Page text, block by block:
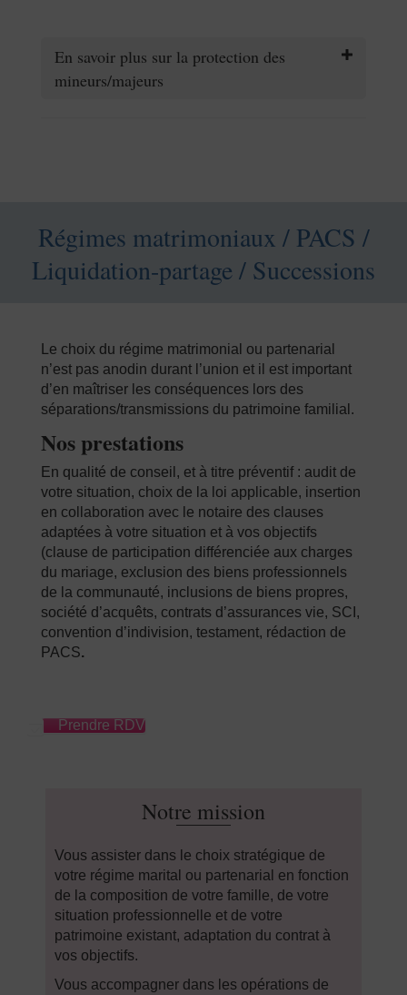
En savoir plus sur la protection des
mineurs/majeurs
Régimes matrimoniaux / PACS /
Liquidation-partage / Successions
Le choix du régime matrimonial ou partenarial
n’est pas anodin durant l’union et il est important
d’en maîtriser les conséquences lors des
séparations/transmissions du patrimoine familial.
Nos prestations
En qualité de conseil, et à titre préventif : audit de
votre situation, choix de la loi applicable, insertion
en collaboration avec le notaire des clauses
adaptées à votre situation et à vos objectifs
(clause de participation différenciée aux charges
du mariage, exclusion des biens professionnels
de la communauté, inclusions de biens propres,
société d’acquêts, contrats d’assurances vie, SCI,
convention d’indivision, testament, rédaction de
PACS.
Prendre RDV
Notre mission
Vous assister dans le choix stratégique de
votre régime marital ou partenarial en fonction
de la composition de votre famille, de votre
situation professionnelle et de votre
patrimoine existant, adaptation du contrat à
vos objectifs.
Vous accompagner dans les opérations de